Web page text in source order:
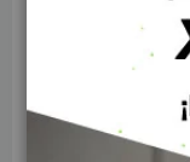
•Tipo de Cable:
minimiza la